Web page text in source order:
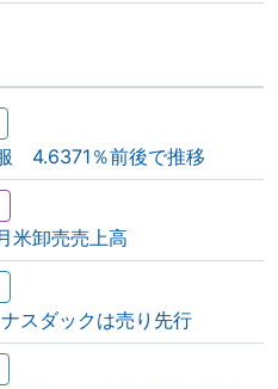
4.6371％前後で推移
米卸売売上高
スダックは売り先行